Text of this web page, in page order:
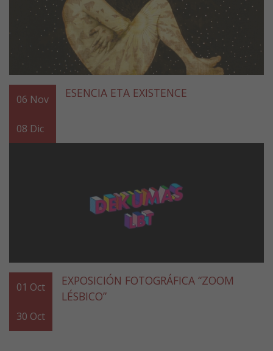
06 Nov
08 Dic
ESENCIA ETA EXISTENCE
01 Oct
30 Oct
EXPOSICIÓN FOTOGRÁFICA “ZOOM
LÉSBICO”